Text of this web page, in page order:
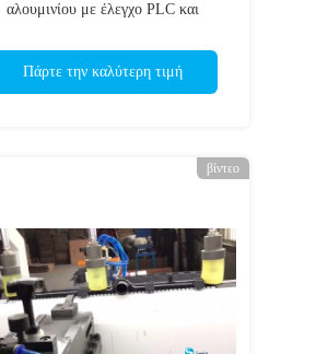
αλουμινίου με έλεγχο PLC και
Πάρτε την καλύτερη τιμή
βίντεο